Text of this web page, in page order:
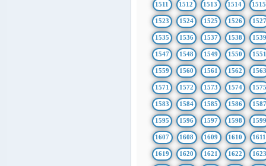
1511 1512 1513 1514 1515
1523 1524 1525 1526 1527
1535 1536 1537 1538 1539
1547 1548 1549 1550 1551
1559 1560 1561 1562 1563
1571 1572 1573 1574 1575
1583 1584 1585 1586 1587
1595 1596 1597 1598 1599
1607 1608 1609 1610 1611
1619 1620 1621 1622 1623